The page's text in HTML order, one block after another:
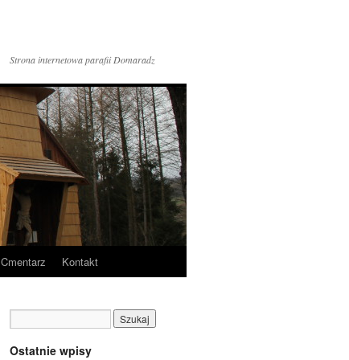
Strona internetowa parafii Domaradz
Cmentarz Kontakt
Ostatnie wpisy